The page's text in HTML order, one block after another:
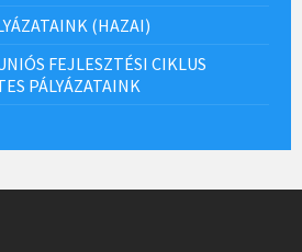
(HAZAI)
FEJLESZTÉSI CIKLUS
PÁLYÁZATAINK